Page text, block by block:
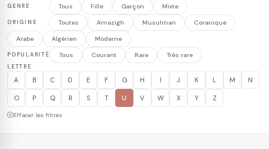
GENRE Tous Fille Garçon Mixte
ORIGINE Toutes Amazigh Musulman Coranique
Arabe Algérien Moderne
POPULARITÉ Tous Courant Rare Très rare
LETTRE
A B C D E F G H I J K L M N
O P Q R S T U V W X Y Z
Effacer les filtres